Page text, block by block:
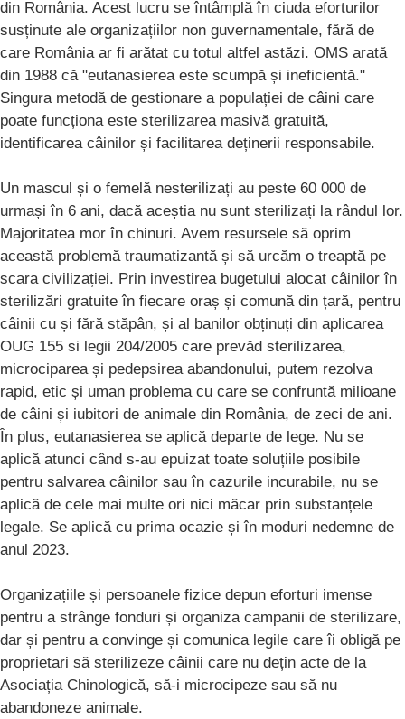
din România. Acest lucru se întâmplă în ciuda eforturilor
susținute ale organizațiilor non guvernamentale, fără de
care România ar fi arătat cu totul altfel astăzi. OMS arată
din 1988 că "eutanasierea este scumpă și ineficientă."
Singura metodă de gestionare a populației de câini care
poate funcționa este sterilizarea masivă gratuită,
identificarea câinilor și facilitarea deținerii responsabile.
Un mascul și o femelă nesterilizați au peste 60 000 de
urmași în 6 ani, dacă aceștia nu sunt sterilizați la rândul lor.
Majoritatea mor în chinuri. Avem resursele să oprim
această problemă traumatizantă și să urcăm o treaptă pe
scara civilizației. Prin investirea bugetului alocat câinilor în
sterilizări gratuite în fiecare oraș și comună din țară, pentru
câinii cu și fără stăpân, și al banilor obținuți din aplicarea
OUG 155 si legii 204/2005 care prevăd sterilizarea,
microciparea și pedepsirea abandonului, putem rezolva
rapid, etic și uman problema cu care se confruntă milioane
de câini și iubitori de animale din România, de zeci de ani.
În plus, eutanasierea se aplică departe de lege. Nu se
aplică atunci când s-au epuizat toate soluțiile posibile
pentru salvarea câinilor sau în cazurile incurabile, nu se
aplică de cele mai multe ori nici măcar prin substanțele
legale. Se aplică cu prima ocazie și în moduri nedemne de
anul 2023.
Organizațiile și persoanele fizice depun eforturi imense
pentru a strânge fonduri și organiza campanii de sterilizare,
dar și pentru a convinge și comunica legile care îi obligă pe
proprietari să sterilizeze câinii care nu dețin acte de la
Asociația Chinologică, să-i microcipeze sau să nu
abandoneze animale.